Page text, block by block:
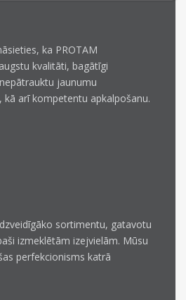
ka PROTAM
kvalitāti, bagātīgi
jaunumu
kā arī kompetentu apkalpošanu.
sortimentu, gatavotu
izmeklētām izejvielām. Mūsu
perfekcionisms katrā